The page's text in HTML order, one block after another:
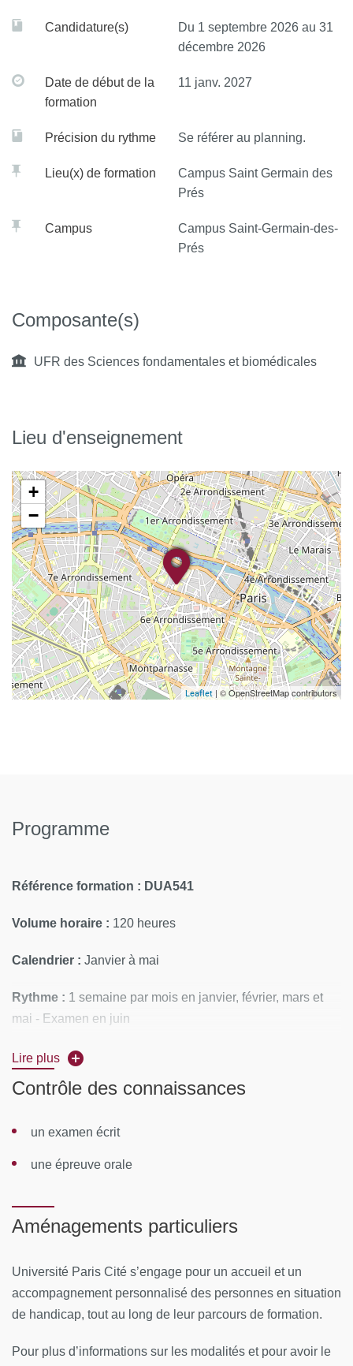
dans leur pratique quotidienne.
Candidature(s)
Du 1 septembre 2026 au 31
décembre 2026
Date de début de la
formation
11 janv. 2027
Précision du rythme Se référer au planning.
Lieu(x) de formation
Campus Saint Germain des
Prés
Campus
Campus Saint-Germain-des-
Prés
Composante(s)
UFR des Sciences fondamentales et biomédicales
Lieu d'enseignement
+
−
Leaflet | © OpenStreetMap contributors
Programme
Référence formation : DUA541
Volume horaire : 120 heures
Calendrier : Janvier à mai
Rythme : 1 semaine par mois en janvier, février, mars et
mai - Examen en juin
Lieu :Paris 6ème
CONTENUS PÉDAGOGIQUES
Module 1 : Approches cliniques des syndromes
Module 3 :Traitement des psychotraumatismes
Module 4 : Traumatismes psychique chez l'enfant
MOYENS PÉDAGOGIQUES ET TECHNIQUES
D'ENCADREMENT
Équipe pédagogique
Lire plus
Contrôle des connaissances
un examen écrit
une épreuve orale
Aménagements particuliers
Université Paris Cité s’engage pour un accueil et un
accompagnement personnalisé des personnes en situation
de handicap, tout au long de leur parcours de formation.
Pour plus d’informations sur les modalités et pour avoir le